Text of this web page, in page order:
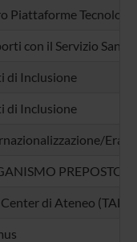
Piattaforme
con il Servizio
di Inclusione
di Inclusione
PREPOSTO
di Ateneo (TALC)